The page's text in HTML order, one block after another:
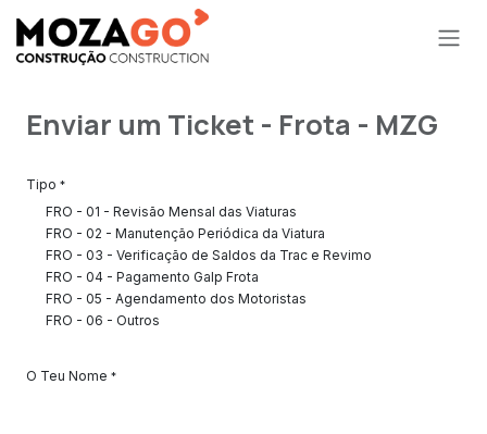
Enviar um Ticket - Frota - MZG
Tipo *
FRO - 01 - Revisão Mensal das Viaturas
FRO - 02 - Manutenção Periódica da Viatura
FRO - 03 - Verificação de Saldos da Trac e Revimo
FRO - 04 - Pagamento Galp Frota
FRO - 05 - Agendamento dos Motoristas
FRO - 06 - Outros
O Teu Nome *